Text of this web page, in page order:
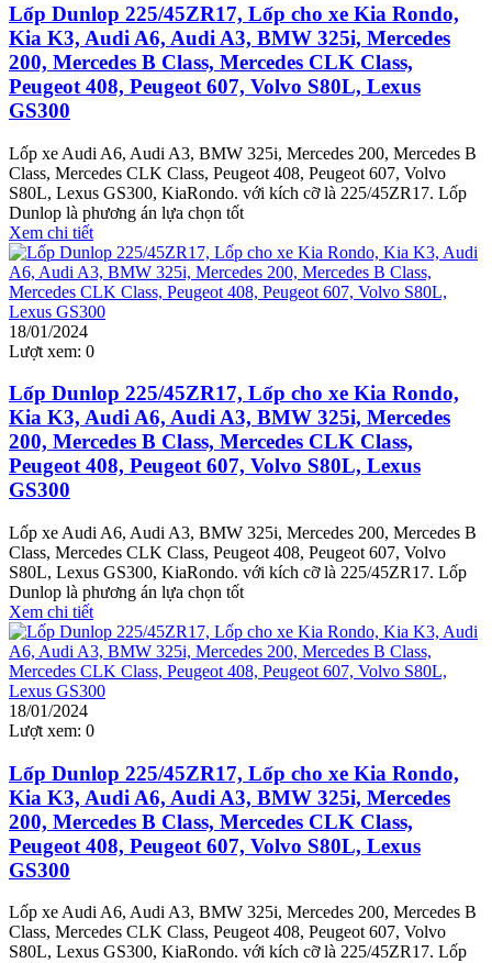
Lốp Dunlop 225/45ZR17, Lốp cho xe Kia Rondo,
Kia K3, Audi A6, Audi A3, BMW 325i, Mercedes
200, Mercedes B Class, Mercedes CLK Class,
Peugeot 408, Peugeot 607, Volvo S80L, Lexus
GS300
Lốp xe Audi A6, Audi A3, BMW 325i, Mercedes 200, Mercedes B
Class, Mercedes CLK Class, Peugeot 408, Peugeot 607, Volvo
S80L, Lexus GS300, KiaRondo. với kích cỡ là 225/45ZR17. Lốp
Dunlop là phương án lựa chọn tốt
Xem chi tiết
18/01/2024
Lượt xem: 0
Lốp Dunlop 225/45ZR17, Lốp cho xe Kia Rondo,
Kia K3, Audi A6, Audi A3, BMW 325i, Mercedes
200, Mercedes B Class, Mercedes CLK Class,
Peugeot 408, Peugeot 607, Volvo S80L, Lexus
GS300
Lốp xe Audi A6, Audi A3, BMW 325i, Mercedes 200, Mercedes B
Class, Mercedes CLK Class, Peugeot 408, Peugeot 607, Volvo
S80L, Lexus GS300, KiaRondo. với kích cỡ là 225/45ZR17. Lốp
Dunlop là phương án lựa chọn tốt
Xem chi tiết
18/01/2024
Lượt xem: 0
Lốp Dunlop 225/45ZR17, Lốp cho xe Kia Rondo,
Kia K3, Audi A6, Audi A3, BMW 325i, Mercedes
200, Mercedes B Class, Mercedes CLK Class,
Peugeot 408, Peugeot 607, Volvo S80L, Lexus
GS300
Lốp xe Audi A6, Audi A3, BMW 325i, Mercedes 200, Mercedes B
Class, Mercedes CLK Class, Peugeot 408, Peugeot 607, Volvo
S80L, Lexus GS300, KiaRondo. với kích cỡ là 225/45ZR17. Lốp